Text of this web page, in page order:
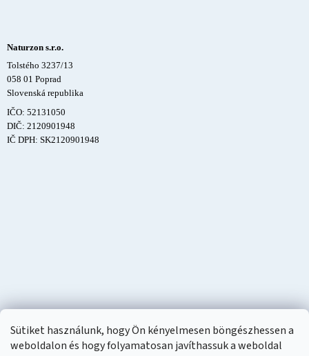
Sütiket használunk, hogy Ön kényelmesen böngészhessen a
weboldalon és hogy folyamatosan javíthassuk a weboldal
Naturzon s.r.o.
Tolstého 3237/13
058 01 Poprad
Slovenská republika
IČO: 52131050
DIČ: 2120901948
IČ DPH: SK2120901948